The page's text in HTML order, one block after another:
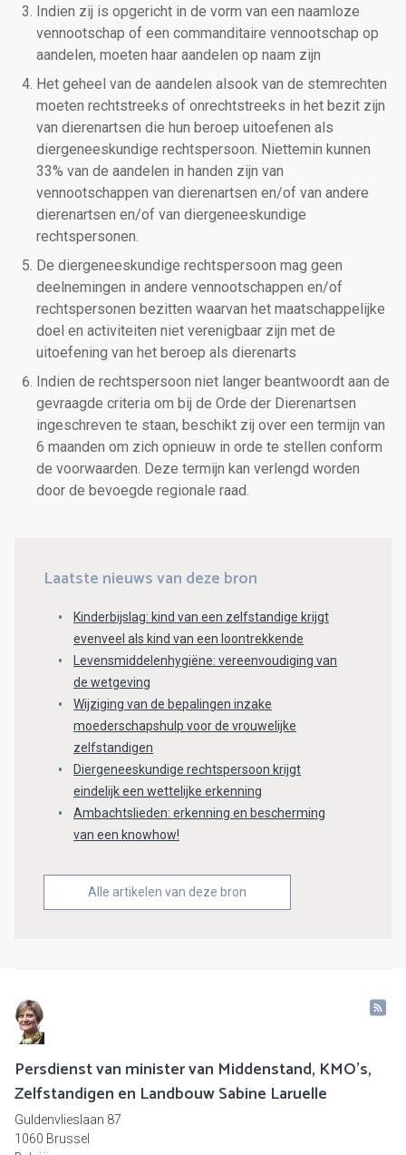
Indien zij is opgericht in de vorm van een naamloze
vennootschap of een commanditaire vennootschap op
aandelen, moeten haar aandelen op naam zijn
Het geheel van de aandelen alsook van de stemrechten
moeten rechtstreeks of onrechtstreeks in het bezit zijn
van dierenartsen die hun beroep uitoefenen als
diergeneeskundige rechtspersoon. Niettemin kunnen
33% van de aandelen in handen zijn van
vennootschappen van dierenartsen en/of van andere
dierenartsen en/of van diergeneeskundige
rechtspersonen.
De diergeneeskundige rechtspersoon mag geen
deelnemingen in andere vennootschappen en/of
rechtspersonen bezitten waarvan het maatschappelijke
doel en activiteiten niet verenigbaar zijn met de
uitoefening van het beroep als dierenarts
Indien de rechtspersoon niet langer beantwoordt aan de
gevraagde criteria om bij de Orde der Dierenartsen
ingeschreven te staan, beschikt zij over een termijn van
6 maanden om zich opnieuw in orde te stellen conform
de voorwaarden. Deze termijn kan verlengd worden
door de bevoegde regionale raad.
Laatste nieuws van deze bron
Kinderbijslag: kind van een zelfstandige krijgt
evenveel als kind van een loontrekkende
Levensmiddelenhygiëne: vereenvoudiging van
de wetgeving
Wijziging van de bepalingen inzake
moederschapshulp voor de vrouwelijke
zelfstandigen
Diergeneeskundige rechtspersoon krijgt
eindelijk een wettelijke erkenning
Ambachtslieden: erkenning en bescherming
van een knowhow!
Alle artikelen van deze bron
Persdienst van minister van Middenstand, KMO's,
Zelfstandigen en Landbouw Sabine Laruelle
Guldenvlieslaan 87
1060 Brussel